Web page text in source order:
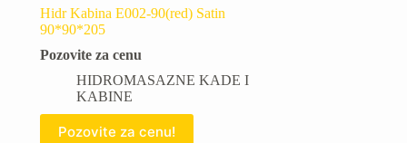
Hidr Kabina E002-90(red) Satin
90*90*205
Pozovite za cenu
HIDROMASAZNE KADE I
KABINE
Pozovite za cenu!